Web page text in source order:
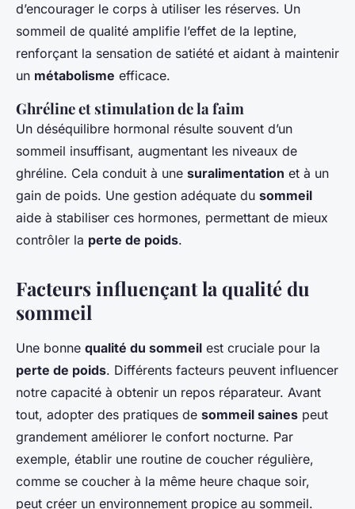
d’encourager le corps à utiliser les réserves. Un
sommeil de qualité amplifie l’effet de la leptine,
renforçant la sensation de satiété et aidant à maintenir
un métabolisme efficace.
Ghréline et stimulation de la faim
Un déséquilibre hormonal résulte souvent d’un
sommeil insuffisant, augmentant les niveaux de
ghréline. Cela conduit à une suralimentation et à un
gain de poids. Une gestion adéquate du sommeil
aide à stabiliser ces hormones, permettant de mieux
contrôler la perte de poids.
Facteurs influençant la qualité du
sommeil
Une bonne qualité du sommeil est cruciale pour la
perte de poids. Différents facteurs peuvent influencer
notre capacité à obtenir un repos réparateur. Avant
tout, adopter des pratiques de sommeil saines peut
grandement améliorer le confort nocturne. Par
exemple, établir une routine de coucher régulière,
comme se coucher à la même heure chaque soir,
peut créer un environnement propice au sommeil.